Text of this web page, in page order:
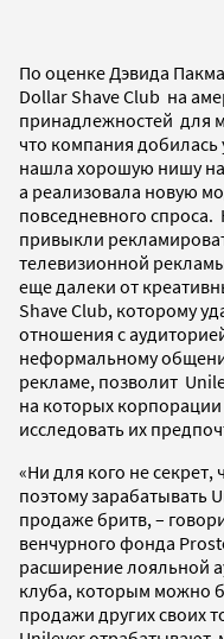
По оценке Дэвида
Dollar Shave Club на
принадлежностей для
что компания добилась
нашла хорошую нишу
а реализовала новую
повседневного
привыкли
телевизионной
еще далеки от
Shave Club, которому
отношения с
неформальному
рекламе, позволит
на которых
исследовать их
«Ни для кого не секрет,
поэтому зарабатывать
продаже бритв, –
венчурного фонда
расширение лояльной
клуба, которым можно
продажи других своих